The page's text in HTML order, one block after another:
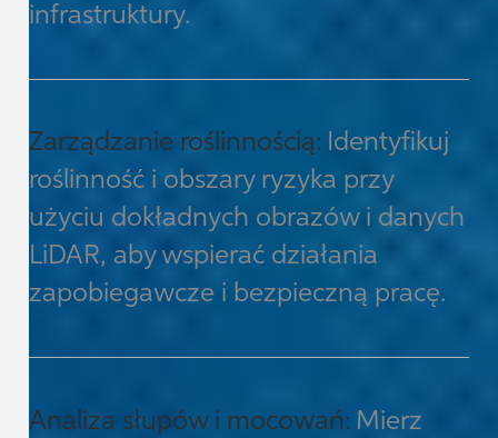
infrastruktury.
Zarządzanie roślinnością: Identyfikuj
roślinność i obszary ryzyka przy
użyciu dokładnych obrazów i danych
LiDAR, aby wspierać działania
zapobiegawcze i bezpieczną pracę.
Analiza słupów i mocowań: Mierz